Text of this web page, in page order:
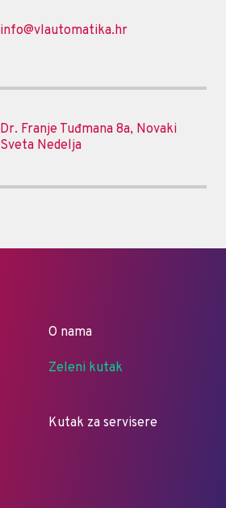
info@vlautomatika.hr
Dr. Franje Tuđmana 8a, Novaki
Sveta Nedelja
O nama
Zeleni kutak
Kutak za servisere